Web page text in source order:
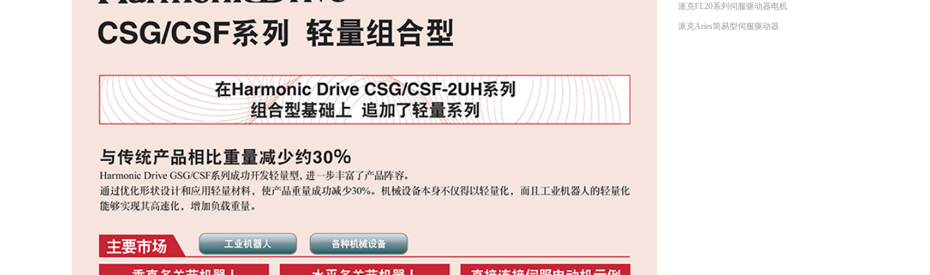
派克FL20系列伺服驱动器电机
派克Aries简易型伺服驱动器